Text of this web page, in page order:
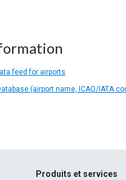
feed for airports
(airport name, ICAO/IATA
Produits et services